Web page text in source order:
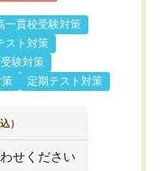
一貫校受験対策
スト対策
験対策
定期テスト対策
）
せください